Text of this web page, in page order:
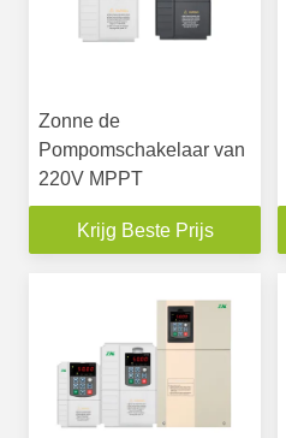
Zonne de
Pompomschakelaar van
220V MPPT
Krijg Beste Prijs